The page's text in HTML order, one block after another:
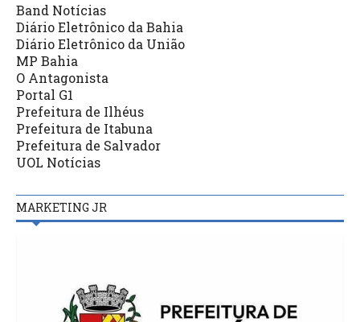
Band Notícias
Diário Eletrônico da Bahia
Diário Eletrônico da União
MP Bahia
O Antagonista
Portal G1
Prefeitura de Ilhéus
Prefeitura de Itabuna
Prefeitura de Salvador
UOL Notícias
MARKETING JR